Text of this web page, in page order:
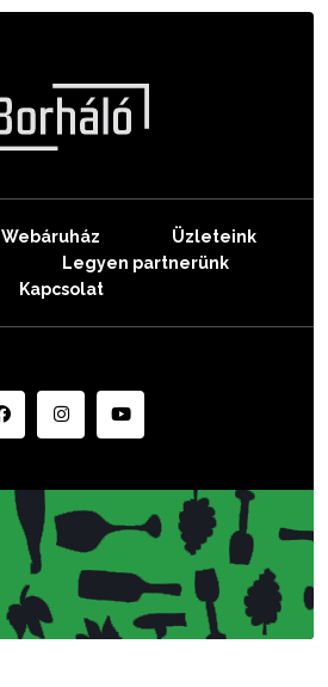
Webáruház
Üzleteink
Legyen partnerünk
Kapcsolat